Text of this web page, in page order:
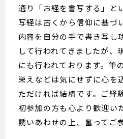
通り「お経を書写する」と
写経は古くから信仰に基づ
内容を自分の手で書き写し
して行われてきましたが、
にも行われております。筆
栄えなどは気にせずに心を
ただければ結構です。ご経
初参加の方も心より歓迎い
誘いあわせの上、奮ってご